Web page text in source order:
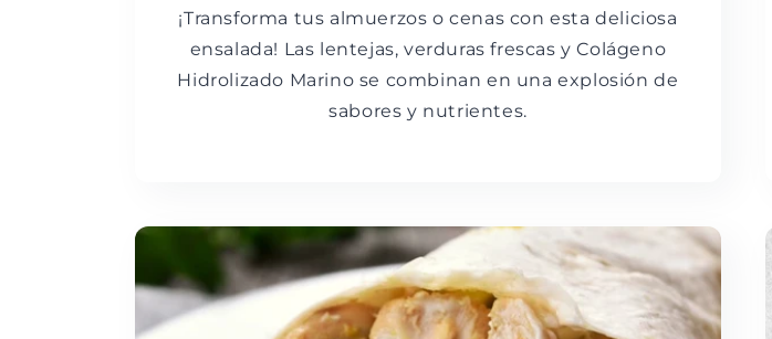
¡Transforma tus almuerzos o cenas con esta deliciosa
ensalada! Las lentejas, verduras frescas y Colágeno
Hidrolizado Marino se combinan en una explosión de
sabores y nutrientes.